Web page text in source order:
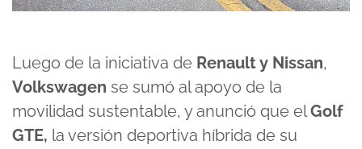
Luego de la iniciativa de Renault y Nissan,
Volkswagen se sumó al apoyo de la
movilidad sustentable, y anunció que elGolf
GTE, la versión deportiva híbrida de su